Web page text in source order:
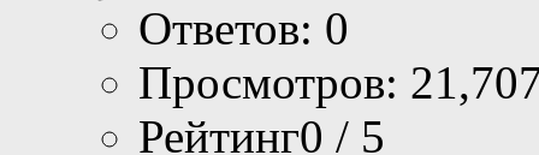
Ответов: 0
Просмотров:
Рейтинг0 / 5